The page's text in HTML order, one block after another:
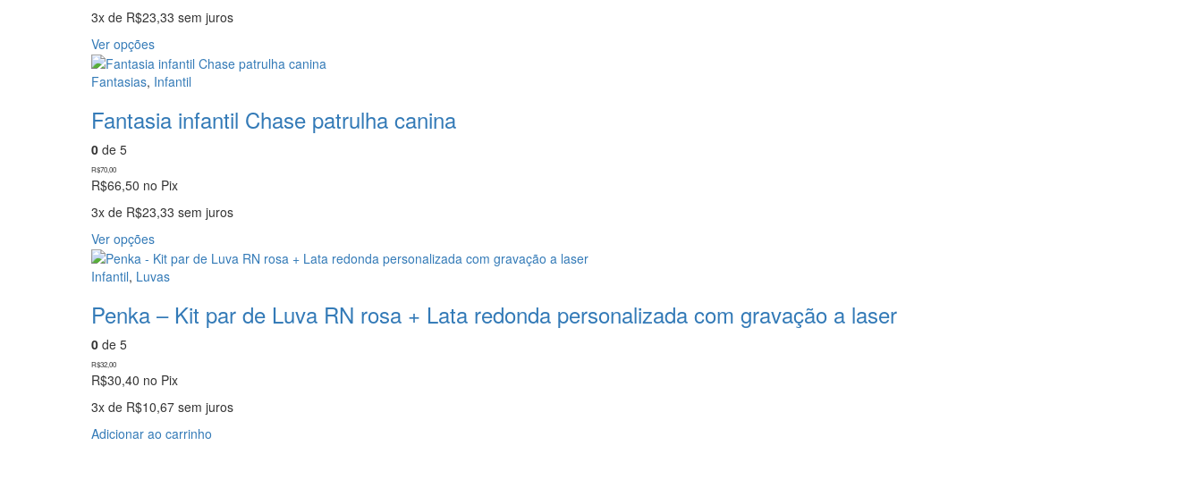
3x de R$23,33 sem juros
Ver opçõesEste
produto
tem
variantes.
As
ser
na
página
do
produto
Fantasias, Infantil
Fantasia infantil Chase patrulha canina
0 de 5
R$70,00
R$66,50 no Pix
3x de R$23,33 sem juros
Ver opçõesEste
produto
tem
variantes.
ser
escolhidas
na
página
Infantil, Luvas
Penka – Kit par de Luva RN rosa + Lata redonda personalizada com gravação a laser
0 de 5
R$32,00
R$30,40 no Pix
3x de R$10,67 sem juros
Adicionar ao carrinho